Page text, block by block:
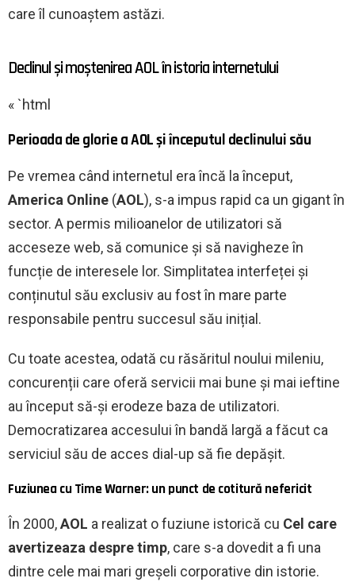
care îl cunoaștem astăzi.
Declinul și moștenirea AOL în istoria internetului
« `html
Perioada de glorie a AOL și începutul declinului său
Pe vremea când internetul era încă la început,
America Online (AOL), s-a impus rapid ca un gigant în
sector. A permis milioanelor de utilizatori să
acceseze web, să comunice și să navigheze în
funcție de interesele lor. Simplitatea interfeței și
conținutul său exclusiv au fost în mare parte
responsabile pentru succesul său inițial.
Cu toate acestea, odată cu răsăritul noului mileniu,
concurenții care oferă servicii mai bune și mai ieftine
au început să-și erodeze baza de utilizatori.
Democratizarea accesului în bandă largă a făcut ca
serviciul său de acces dial-up să fie depășit.
Fuziunea cu Time Warner: un punct de cotitură nefericit
În 2000,AOL a realizat o fuziune istorică cu Cel care
avertizeaza despre timp, care s-a dovedit a fi una
dintre cele mai mari greșeli corporative din istorie.